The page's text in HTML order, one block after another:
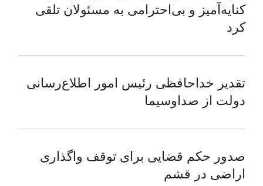
کنایه‌آمیز و بی‌احترامی به مسئولان تلقی
کرد
تقدیر خداحافظی رئیس امور اطلاع‌رسانی
دولت از صداوسیما
صدور حکم قضایی برای توقف واگذاری
اراضی در قشم